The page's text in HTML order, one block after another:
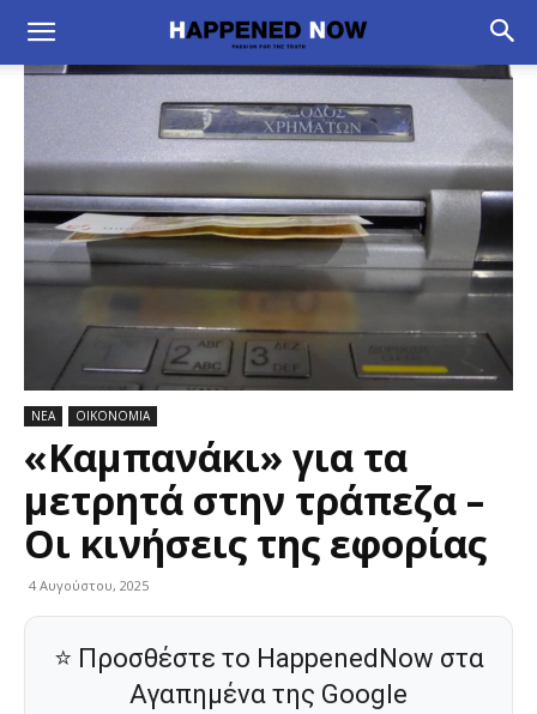
ΝΕΑ ΟΙΚΟΝΟΜΙΑ
«Καμπανάκι» για τα
μετρητά στην τράπεζα –
Οι κινήσεις της εφορίας
4 Αυγούστου, 2025
⭐ Προσθέστε το HappenedNow στα
Αγαπημένα της Google